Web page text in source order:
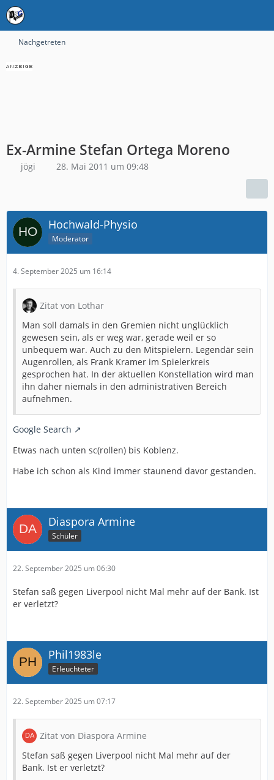
Nachgetreten
Ex-Armine Stefan Ortega Moreno
jögi 28. Mai 2011 um 09:48
Hochwald-Physio
Moderator
4. September 2025 um 16:14
Zitat von Lothar
Man soll damals in den Gremien nicht unglücklich
gewesen sein, als er weg war, gerade weil er so
unbequem war. Auch zu den Mitspielern. Legendär sein
Augenrollen, als Frank Kramer im Spielerkreis
gesprochen hat. In der aktuellen Konstellation wird man
ihn daher niemals in den administrativen Bereich
aufnehmen.
Google Search
Etwas nach unten sc(rollen) bis Koblenz.
Habe ich schon als Kind immer staunend davor gestanden.
Diaspora Armine
Schüler
22. September 2025 um 06:30
Stefan saß gegen Liverpool nicht Mal mehr auf der Bank. Ist
er verletzt?
Phil1983le
Erleuchteter
22. September 2025 um 07:17
Zitat von Diaspora Armine
Stefan saß gegen Liverpool nicht Mal mehr auf der
Bank. Ist er verletzt?